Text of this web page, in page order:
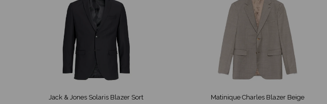
Jack & Jones Solaris Blazer Sort Matinique Charles Blazer Beige